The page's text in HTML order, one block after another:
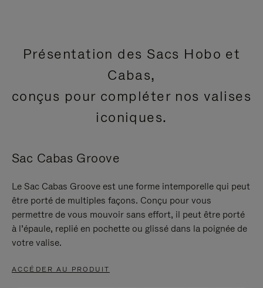
Présentation des Sacs Hobo et
Cabas,
conçus pour compléter nos valises
iconiques.
Sac Cabas Groove
Le Sac Cabas Groove est une forme intemporelle qui peut
être porté de multiples façons. Conçu pour vous
permettre de vous mouvoir sans effort, il peut être porté
à l’épaule, replié en pochette ou glissé dans la poignée de
votre valise.
ACCÉDER AU PRODUIT